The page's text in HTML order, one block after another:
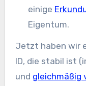
einige
Eigentum.
Jetzt haben wir
ID, die stabil ist
und gleichmäßig